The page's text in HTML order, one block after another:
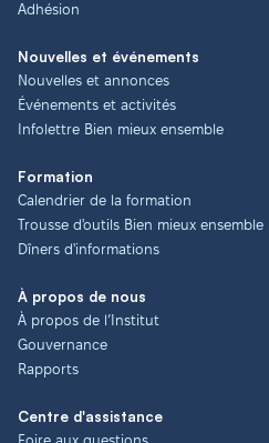
Adhésion
Nouvelles et événements
Nouvelles et annonces
Événements et activités
Infolettre Bien mieux ensemble
Formation
Calendrier de la formation
Trousse d'outils Bien mieux ensemble
Dîners d'informations
À propos de nous
À propos de l’Institut
Gouvernance
Rapports
Centre d'assistance